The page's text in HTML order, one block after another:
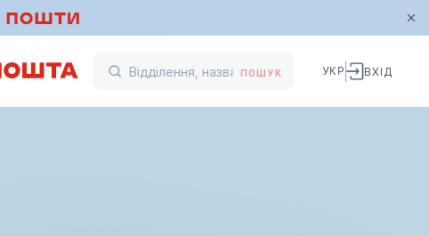
ПОШУК УКР ВХІД